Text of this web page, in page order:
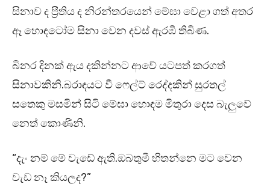
සිනාව ද ප්‍රීතිය ද නිරන්තරයෙන් මේඝා වෙළා ගත් අතර
ඈ හොඳටෝම සිනා වෙන දවස් ඇරඹී තිබිණ.
බිනර දිනක් ඇය දකින්නට ආවේ යටපත් කරගත්
සිනාවකිනි.බරාඳයට වී ෆෙල්ට් රෙද්දකින් සුරතල්
සතෙකු මසමින් සිටි මේඝා හොඳම මිතුරා දෙස බැලුවේ
නෙත් කොණිනි.
“දැං නම් මේ වැඩේ ඇති.ඔබතුමී හිතන්නෙ මට වෙන
වැඩ නෑ කියලද?”